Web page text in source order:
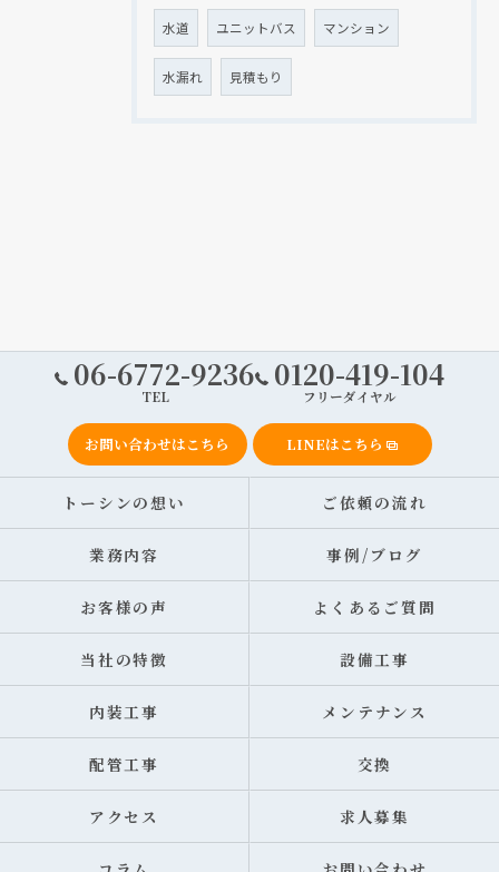
水道 ユニットバス マンション
水漏れ 見積もり
06-6772-9236
TEL
0120-419-104
フリーダイヤル
お問い合わせはこちら LINEはこちら
トーシンの想い ご依頼の流れ
業務内容 事例/ブログ
お客様の声 よくあるご質問
当社の特徴 設備工事
内装工事 メンテナンス
配管工事 交換
アクセス 求人募集